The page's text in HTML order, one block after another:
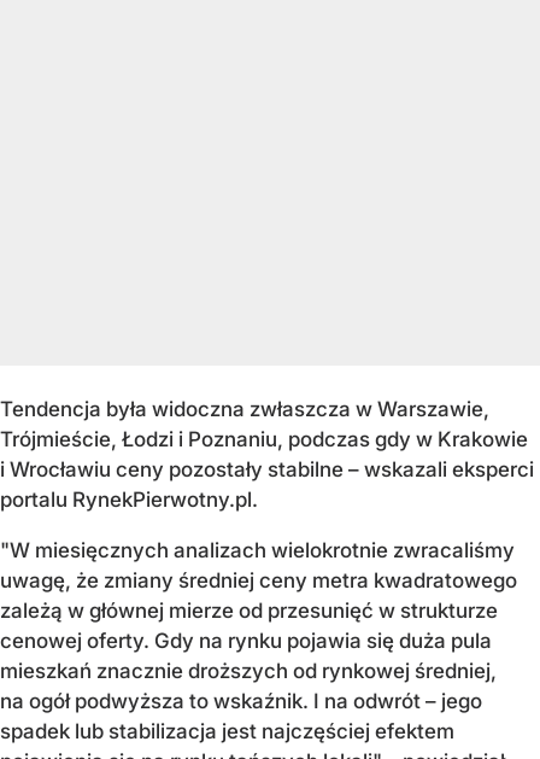
Tendencja była widoczna zwłaszcza w Warszawie,
Trójmieście, Łodzi i Poznaniu, podczas gdy w Krakowie
i Wrocławiu ceny pozostały stabilne – wskazali eksperci
portalu RynekPierwotny.pl.
"W miesięcznych analizach wielokrotnie zwracaliśmy
uwagę, że zmiany średniej ceny metra kwadratowego
zależą w głównej mierze od przesunięć w strukturze
cenowej oferty. Gdy na rynku pojawia się duża pula
mieszkań znacznie droższych od rynkowej średniej,
na ogół podwyższa to wskaźnik. I na odwrót – jego
spadek lub stabilizacja jest najczęściej efektem